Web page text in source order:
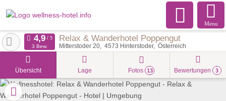
Menu
Relax & Wanderhotel Poppengut
Mitterstoder 20 4573 Hinterstoder Österreich
3 Bew.
Übersicht Lage Fotos 13 Bewertungen 3